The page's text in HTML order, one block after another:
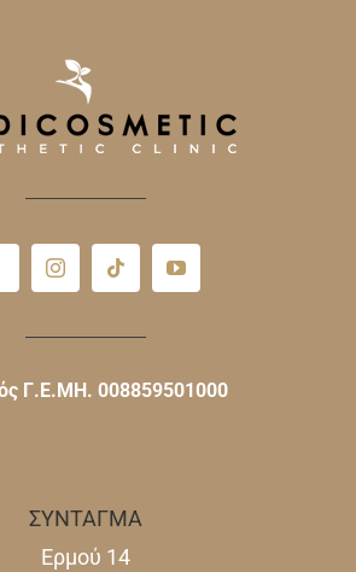
Γ.Ε.ΜΗ. 008859501000
ΣΥΝΤΑΓΜΑ
Ερμού 14